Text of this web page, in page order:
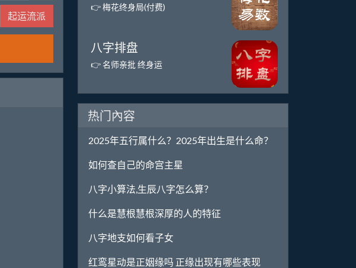
起运流派
👉 梅花终身局(付费)
八字排盘
👉 名师亲批 终身运
热门內容
2025年五行属什么？2025年出生是什么命？
如何查自己的命宫主星
八字小算法,生辰八字怎么算？
什么是慧根慧根深厚的人的特征
八字地支如何看子女
红鸾星动是正姻缘吗 正缘出现有哪些表现